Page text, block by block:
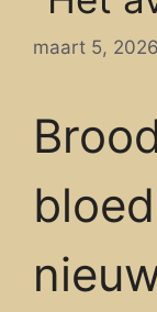
maart 5, 2026